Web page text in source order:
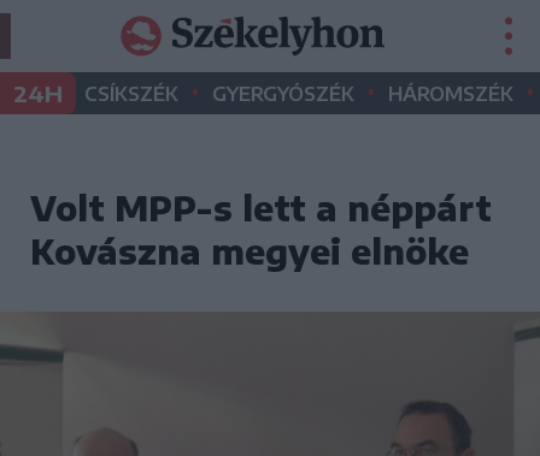
24H CSÍKSZÉK • GYERGYÓSZÉK • HÁROMSZÉK •
Volt MPP-s lett a néppárt
Kovászna megyei elnöke